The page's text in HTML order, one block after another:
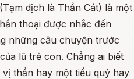
dịch là Thần Cát) là một
thoại được nhắc đến
những câu chuyện trước
lũ trẻ con. Chẳng ai biết
vị thần hay một tiểu quỷ hay